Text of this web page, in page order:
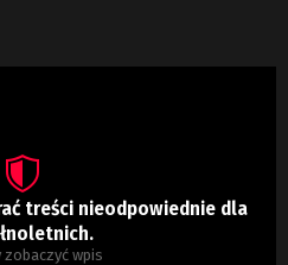
treści nieodpowiednie dla
zobaczyć wpis